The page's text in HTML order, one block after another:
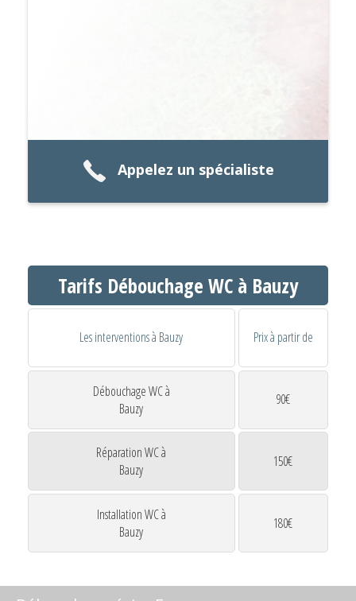
Appelez un spécialiste
Tarifs Débouchage WC à Bauzy
Les interventions à Bauzy Prix à partir de
Débouchage WC à
Bauzy
90€
Réparation WC à
Bauzy
150€
Installation WC à
Bauzy
180€